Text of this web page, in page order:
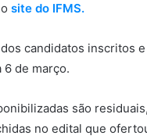
site do IFMS.
candidatos inscritos
6 de março.
são
no edital que